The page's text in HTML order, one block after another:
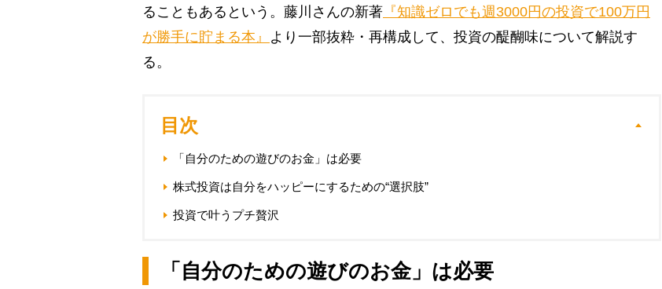
ることもあるという。藤川さんの新著 『知識ゼロでも週3000円の投資で100万円
が勝手に貯まる本』 より一部抜粋・再構成して、投資の醍醐味について解説す
る。
目次
「自分のための遊びのお金」は必要
株式投資は自分をハッピーにするための“選択肢”
投資で叶うプチ贅沢
「自分のための遊びのお金」は必要